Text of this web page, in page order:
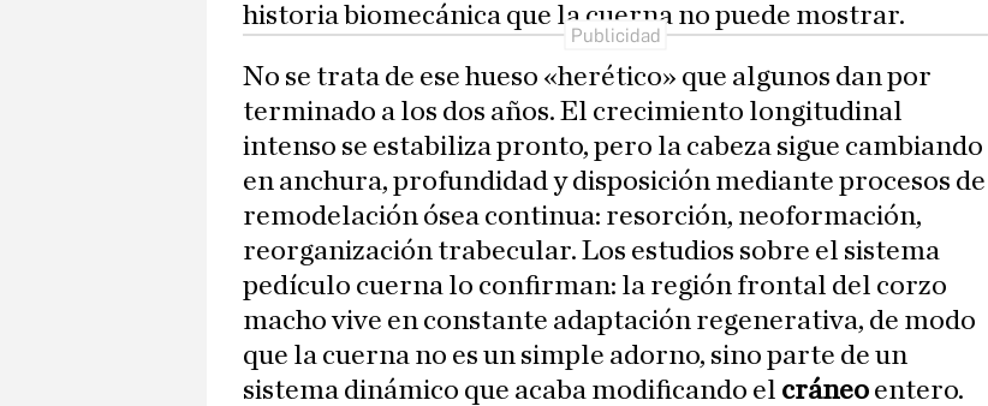
historia biomecánica que la cuerna no puede mostrar.
No se trata de ese hueso «herético» que algunos dan por
terminado a los dos años. El crecimiento longitudinal
intenso se estabiliza pronto, pero la cabeza sigue cambiando
en anchura, profundidad y disposición mediante procesos de
remodelación ósea continua: resorción, neoformación,
reorganización trabecular. Los estudios sobre el sistema
pedículo cuerna lo confirman: la región frontal del corzo
macho vive en constante adaptación regenerativa, de modo
que la cuerna no es un simple adorno, sino parte de un
sistema dinámico que acaba modificando el cráneo entero.